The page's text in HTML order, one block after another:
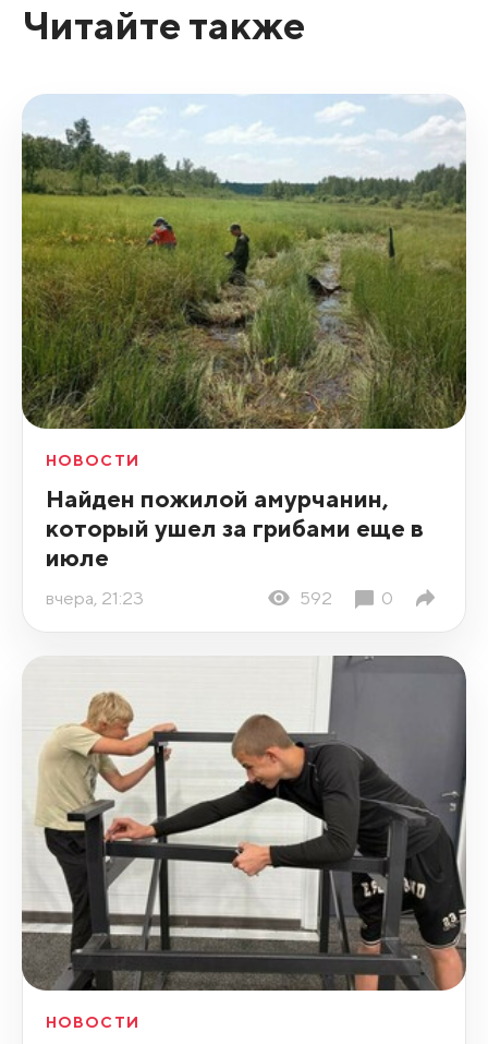
Читайте также
НОВОСТИ
Найден пожилой амурчанин,
который ушел за грибами еще в
июле
вчера, 21:23 592 0
НОВОСТИ